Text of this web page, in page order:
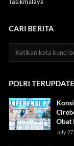
CARI BERITA
POLRI TERUPDATE
Obat
July